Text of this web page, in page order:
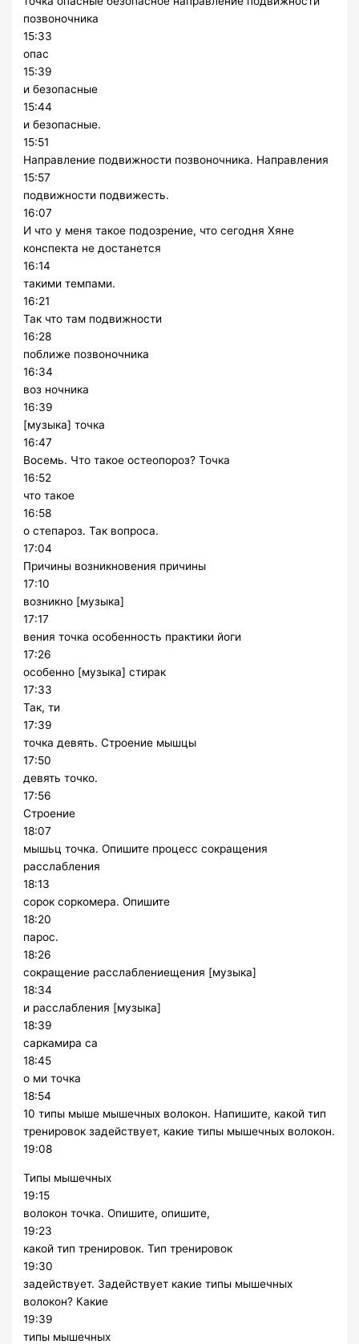
позвоночника
15:33
опас
15:39
и безопасные
15:44
и безопасные.
15:51
Направление подвижности позвоночника. Направления
15:57
подвижности подвижесть.
16:07
И что у меня такое подозрение, что сегодня Хяне
конспекта не достанется
16:14
такими темпами.
16:21
Так что там подвижности
16:28
поближе позвоночника
16:34
воз ночника
16:39
[музыка] точка
16:47
Восемь. Что такое остеопороз? Точка
16:52
что такое
16:58
о степароз. Так вопроса.
17:04
Причины возникновения причины
17:10
возникно [музыка]
17:17
вения точка особенность практики йоги
17:26
особенно [музыка] стирак
17:33
Так, ти
17:39
точка девять. Строение мышцы
17:50
девять точко.
17:56
Строение
18:07
мышьц точка. Опишите процесс сокращения
расслабления
18:13
сорок соркомера. Опишите
18:20
парос.
18:26
сокращение расслаблениещения [музыка]
18:34
и расслабления [музыка]
18:39
саркамира са
18:45
о ми точка
18:54
10 типы мыше мышечных волокон. Напишите, какой тип
тренировок задействует, какие типы мышечных волокон.
19:08
Типы мышечных
19:15
волокон точка. Опишите, опишите,
19:23
какой тип тренировок. Тип тренировок
19:30
задействует. Задействует какие типы мышечных
волокон? Какие
19:39
типы мышечных